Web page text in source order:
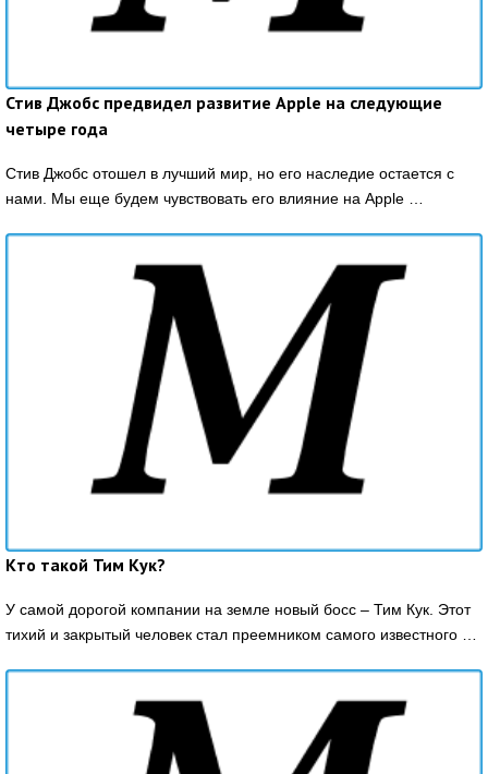
Стив Джобс предвидел развитие Apple на следующие
четыре года
Стив Джобс отошел в лучший мир, но его наследие остается с
нами. Мы еще будем чувствовать его влияние на Apple …
Кто такой Тим Кук?
У самой дорогой компании на земле новый босс – Тим Кук. Этот
тихий и закрытый человек стал преемником самого известного …